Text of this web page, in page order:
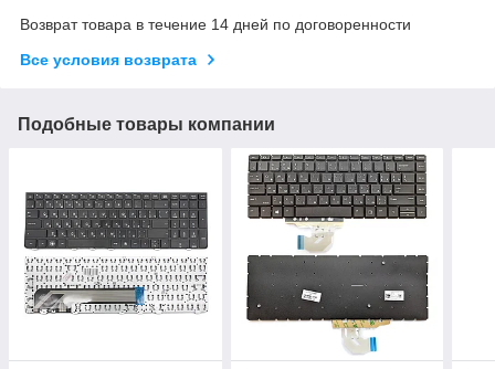
Возврат товара в течение 14 дней по договоренности
Все условия возврата
Подобные товары компании